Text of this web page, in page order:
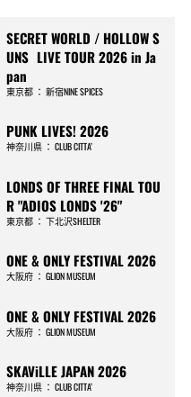
SECRET WORLD / HOLLOW S
UNS LIVE TOUR 2026 in Ja
pan
東京都 ：新宿NINE SPICES
PUNK LIVES! 2026
神奈川県 ：CLUB CITTA’
LONDS OF THREE FINAL TOU
R "ADIOS LONDS '26"
東京都 ：下北沢SHELTER
ONE & ONLY FESTIVAL 2026
大阪府 ：GLION MUSEUM
ONE & ONLY FESTIVAL 2026
大阪府 ：GLION MUSEUM
SKAViLLE JAPAN 2026
神奈川県 ：CLUB CITTA’